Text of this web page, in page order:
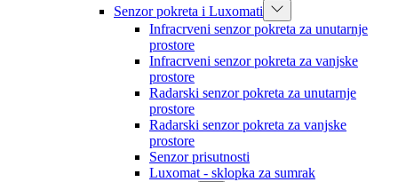
Senzor pokreta i Luxomati
Infracrveni senzor pokreta za unutarnje
prostore
Infracrveni senzor pokreta za vanjske
prostore
Radarski senzor pokreta za unutarnje
prostore
Radarski senzor pokreta za vanjske
prostore
Senzor prisutnosti
Luxomat - sklopka za sumrak